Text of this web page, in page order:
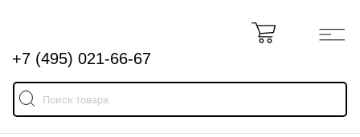
+7 (495) 021-66-67